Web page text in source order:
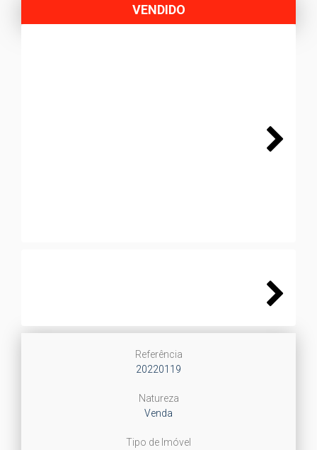
VENDIDO
Referência
20220119
Natureza
Venda
Tipo de Imóvel